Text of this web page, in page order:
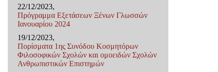
22/12/2023,
Πρόγραμμα Εξετάσεων Ξένων Γλωσσών
Ιανουαρίου 2024
19/12/2023,
Πορίσματα 1ης Συνόδου Κοσμητόρων
Φιλοσοφικών Σχολών και ομοειδών Σχολών
Ανθρωπιστικών Επιστημών